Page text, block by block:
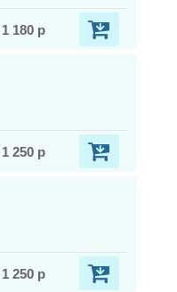
1 180 р
1 250 р
1 250 р